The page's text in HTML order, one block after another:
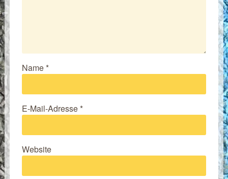
Name*
E-Mail-Adresse*
Website